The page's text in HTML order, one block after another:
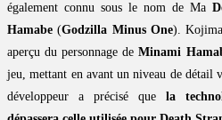
également connu sous le nom de Ma
Hamabe (Godzilla Minus One).
aperçu du personnage deMinami
jeu, mettant en avant un niveau de détail
développeur a précisé que la